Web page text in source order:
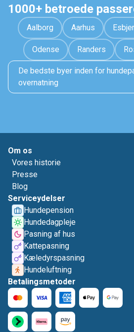
1000+ betroede
Aalborg Aarhus
Odense Randers
De bedste byer inden for
overnatning
Om os
Vores historie
Presse
Blog
Serviceydelser
Hundepension
Hundedagpleje
Pasning af hus
Kattepasning
Kæledyrspasning
Hundeluftning
Betalingsmetoder